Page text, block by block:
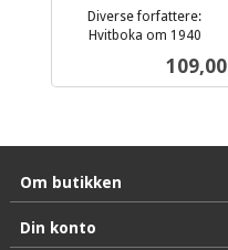
Diverse forfattere:
Hvitboka om 1940
Pris
109,00
Om butikken
Din konto